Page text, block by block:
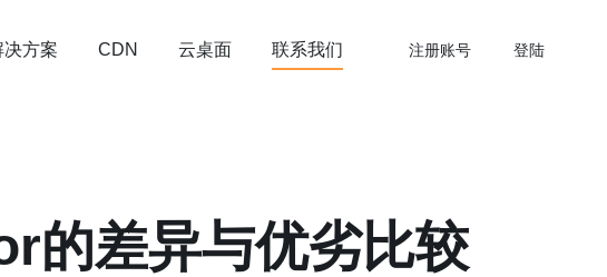
决方案 CDN 云桌面 联系我们 注册账号 登陆
的差异与优劣比较